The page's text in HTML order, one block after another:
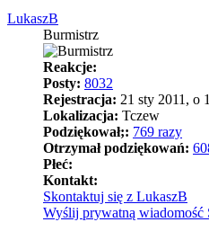
LukaszB
Burmistrz
Reakcje:
Posty: 8032
Rejestracja: 21 sty 2011, o
Lokalizacja: Tczew
Podziękował;: 769 razy
Otrzymał podziękowań:
Płeć:
Kontakt:
Skontaktuj się z LukaszB
Wyślij prywatną wiadomość